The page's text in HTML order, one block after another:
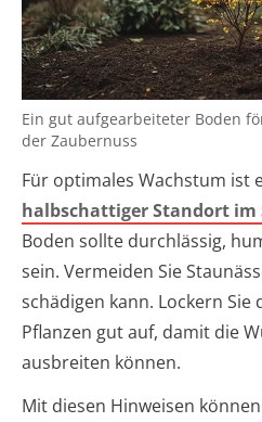
Ein gut aufgearbeiteter Boden
der Zaubernuss
Für optimales Wachstum ist
halbschattiger Standort im
Boden sollte durchlässig,
sein. Vermeiden Sie
schädigen kann. Lockern Sie
Pflanzen gut auf, damit die
ausbreiten können.
Mit diesen Hinweisen